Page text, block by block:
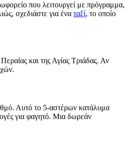
που λειτουργεί με πρόγραμμα,
σχεδιάστε για ένα ταξί, το οποίο
και της Αγίας Τριάδας. Αν
Αυτό το 5-αστέρων κατάλυμα
για φαγητό. Μια δωρεάν